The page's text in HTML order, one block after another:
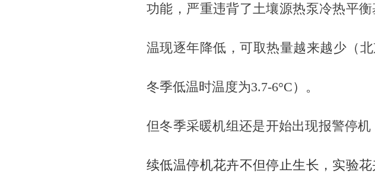
功能，严重违背了土壤源热泵冷热平
温现逐年降低，可取热量越来越少（
冬季低温时温度为3.7-6°C）。
但冬季采暖机组还是开始出现报警停
续低温停机花卉不但停止生长，实验